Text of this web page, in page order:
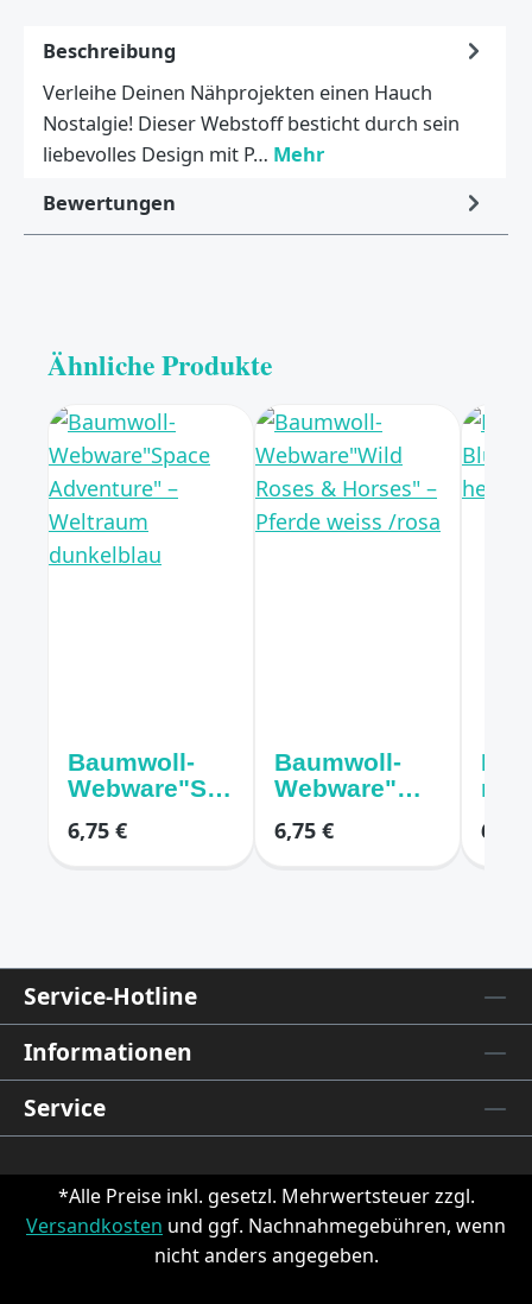
Beschreibung
Verleihe Deinen Nähprojekten einen Hauch
Nostalgie! Dieser Webstoff besticht durch sein
liebevolles Design mit P… Mehr
Bewertungen
Ähnliche Produkte
Baumwoll-
Webware"Sp
Adventure" –
6,75 €
Baumwoll-
Webware"Wil
Horses" –
6,75 €
mit
er
6,75
Service-Hotline
Informationen
Service
*Alle Preise inkl. gesetzl. Mehrwertsteuer zzgl.
Versandkosten und ggf. Nachnahmegebühren, wenn
nicht anders angegeben.